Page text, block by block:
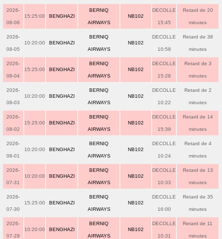
2026-
08-06
15:25:00 BENGHAZI
BERNIQ
AIRWAYS
NB102
DECOLLE
15:45
Retard de 20
minutes
2026-
08-05
10:20:00 BENGHAZI
BERNIQ
AIRWAYS
NB102
DECOLLE
10:58
Retard de 38
minutes
2026-
08-04
15:25:00 BENGHAZI
BERNIQ
AIRWAYS
NB102
DECOLLE
15:28
Retard de 3
minutes
2026-
08-03
10:20:00 BENGHAZI
BERNIQ
AIRWAYS
NB102
DECOLLE
10:22
Retard de 2
minutes
2026-
08-02
15:25:00 BENGHAZI
BERNIQ
AIRWAYS
NB102
DECOLLE
15:39
Retard de 14
minutes
2026-
08-01
10:20:00 BENGHAZI
BERNIQ
AIRWAYS
NB102
DECOLLE
10:24
Retard de 4
minutes
2026-
07-31
10:20:00 BENGHAZI
BERNIQ
AIRWAYS
NB102
DECOLLE
10:33
Retard de 13
minutes
2026-
07-30
15:25:00 BENGHAZI
BERNIQ
AIRWAYS
NB102
DECOLLE
16:00
Retard de 35
minutes
2026-
07-29
10:20:00 BENGHAZI
BERNIQ
AIRWAYS
NB102
DECOLLE
10:31
Retard de 11
minutes